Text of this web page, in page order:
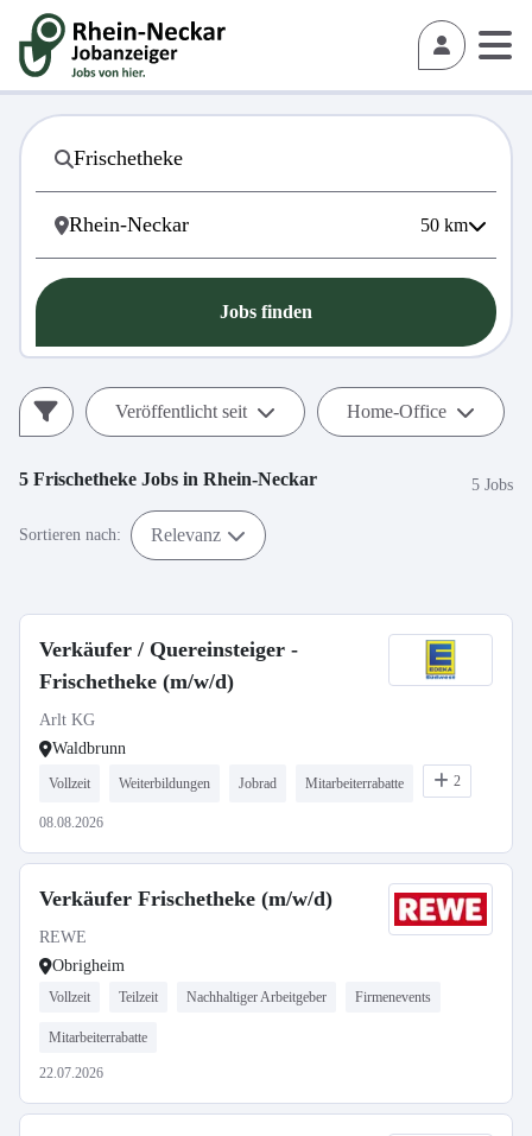
50 km
Jobs finden
Veröffentlicht seit Home-Office
5 Frischetheke Jobs in Rhein-Neckar 5 Jobs
Sortieren nach: Relevanz
Verkäufer / Quereinsteiger -
Frischetheke (m/w/d)
Arlt KG
Waldbrunn
Vollzeit Weiterbildungen Jobrad Mitarbeiterrabatte 2
08.08.2026
Verkäufer Frischetheke (m/w/d)
REWE
Obrigheim
Vollzeit Teilzeit Nachhaltiger Arbeitgeber Firmenevents
Mitarbeiterrabatte
22.07.2026